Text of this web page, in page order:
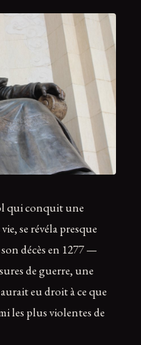
qui conquit une
se révéla presque
décès en 1277 —
de guerre, une
eu droit à ce que
les plus violentes de